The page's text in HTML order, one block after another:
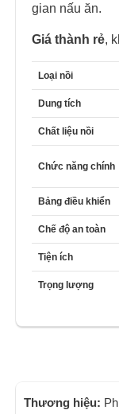
gian nấu ăn.
Giá thành rẻ,
Loại nồi
Dung tích
Chất liệu nồi
Chức năng chính
Bảng điều khiển
Chế độ an toàn
Tiện ích
Trọng lượng
Thương hiệu: